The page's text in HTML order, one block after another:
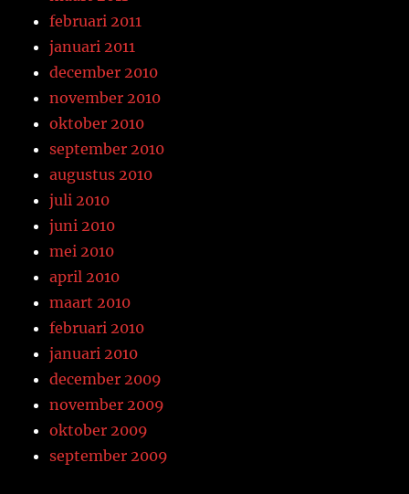
februari 2011
januari 2011
december 2010
november 2010
oktober 2010
september 2010
augustus 2010
juli 2010
juni 2010
mei 2010
april 2010
maart 2010
februari 2010
januari 2010
december 2009
november 2009
oktober 2009
september 2009